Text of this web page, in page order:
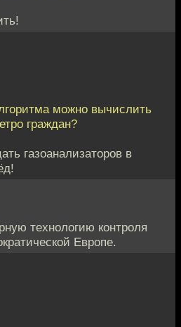
можно вычислить
граждан?
газоанализаторов в
технологию контроля
Европе.